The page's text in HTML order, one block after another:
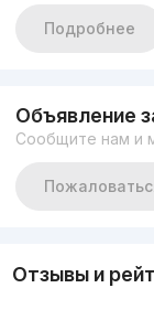
Подробнее
Объявление
Сообщите нам и
Отзывы и